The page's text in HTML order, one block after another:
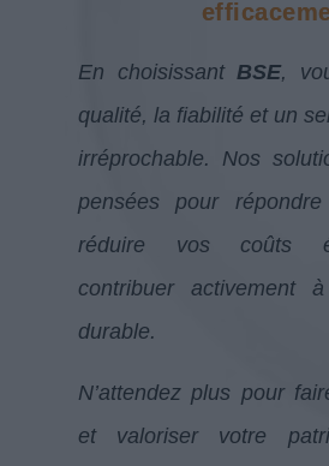
En choisissant BSE,
qualité, la fiabilité et un
irréprochable. Nos
pensées pour
réduire vos coûts
contribuer activement
durable.
N’attendez plus pour
et valoriser votre